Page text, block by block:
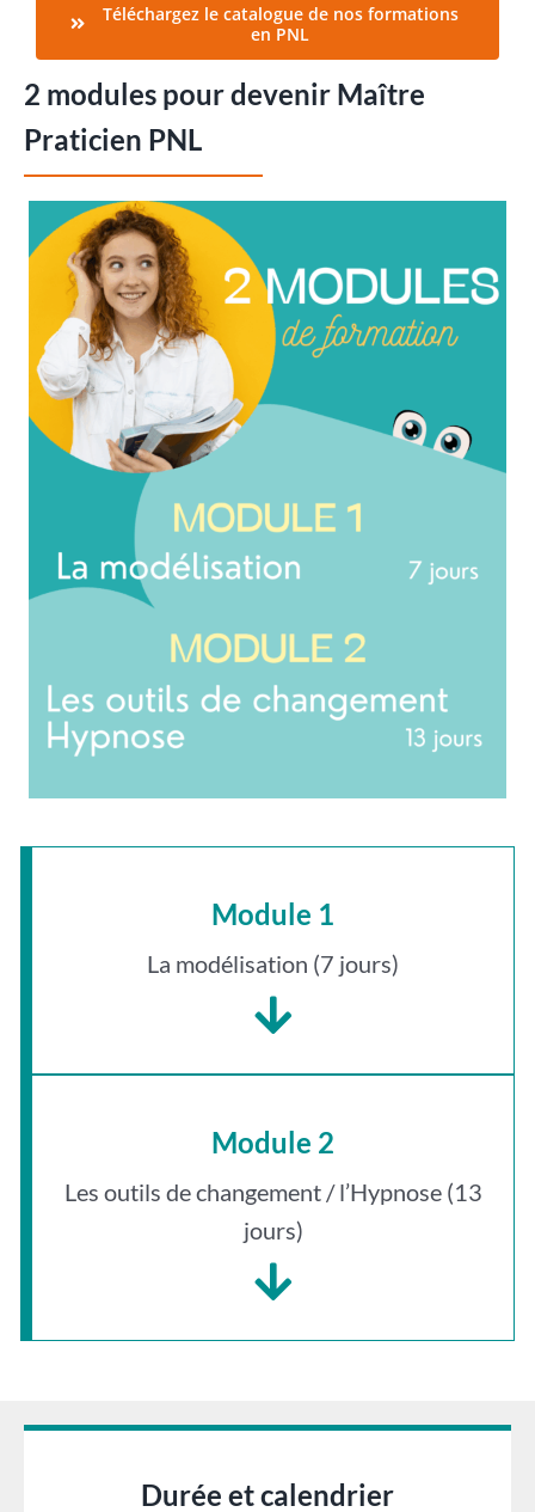
Téléchargez le catalogue de nos formations
en PNL
2 modules pour devenir Maître
Praticien PNL
Module 1
La modélisation (7 jours)
Module 2
Les outils de changement / l’Hypnose (13
jours)
Durée et calendrier